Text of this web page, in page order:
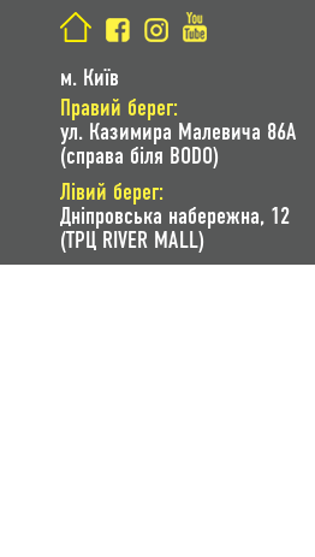
м. Київ
Правий берег:
ул. Казимира Малевича 86A
(справа біля BODO)
Лівий берег:
Дніпровська набережна, 12
(ТРЦ RIVER MALL)